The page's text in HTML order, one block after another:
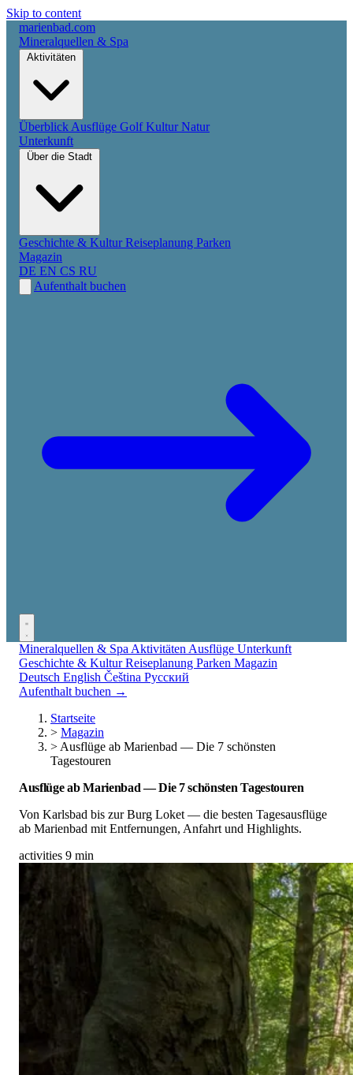
Skip to content
marienbad.com
Mineralquellen & Spa
Überblick Ausflüge GolfKulturNatur
Unterkunft
Geschichte & KulturReiseplanung Parken
Magazin
DE EN CS RU
Aufenthalt buchen
Mineralquellen & Spa Aktivitäten Ausflüge Unterkunft
Geschichte & KulturReiseplanung Parken Magazin
Deutsch English Čeština Русский
Aufenthalt buchen →
Startseite
> Magazin
> Ausflüge ab Marienbad — Die 7 schönsten
Tagestouren
Ausflüge ab Marienbad — Die 7 schönsten Tagestouren
Von Karlsbad bis zur Burg Loket — die besten Tagesausflüge
ab Marienbad mit Entfernungen, Anfahrt und Highlights.
activities 9 min